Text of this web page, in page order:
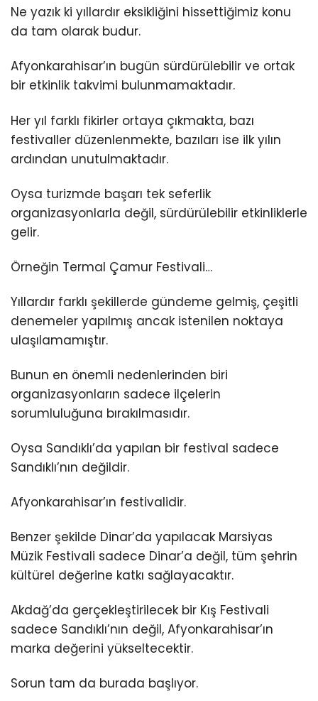
Ne yazık ki yıllardır eksikliğini hissettiğimiz konu
da tam olarak budur.
Afyonkarahisar’ın bugün sürdürülebilir ve ortak
bir etkinlik takvimi bulunmamaktadır.
Her yıl farklı fikirler ortaya çıkmakta, bazı
festivaller düzenlenmekte, bazıları ise ilk yılın
ardından unutulmaktadır.
Oysa turizmde başarı tek seferlik
organizasyonlarla değil, sürdürülebilir etkinliklerle
gelir.
Örneğin Termal Çamur Festivali…
Yıllardır farklı şekillerde gündeme gelmiş, çeşitli
denemeler yapılmış ancak istenilen noktaya
ulaşılamamıştır.
Bunun en önemli nedenlerinden biri
organizasyonların sadece ilçelerin
sorumluluğuna bırakılmasıdır.
Oysa Sandıklı’da yapılan bir festival sadece
Sandıklı’nın değildir.
Afyonkarahisar’ın festivalidir.
Benzer şekilde Dinar’da yapılacak Marsiyas
Müzik Festivali sadece Dinar’a değil, tüm şehrin
kültürel değerine katkı sağlayacaktır.
Akdağ’da gerçekleştirilecek bir Kış Festivali
sadece Sandıklı’nın değil, Afyonkarahisar’ın
marka değerini yükseltecektir.
Sorun tam da burada başlıyor.